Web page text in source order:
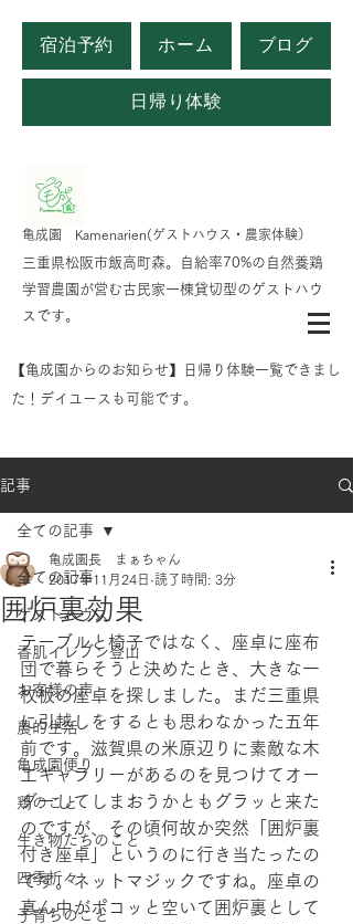
宿泊予約 ホーム ブログ
日帰り体験
​亀成園 Kamenarien(ゲストハウス・農家体験）
​​三重県松阪市飯高町森。自給率70%の自然養鶏
学習農園が営む古民家一棟貸切型のゲストハウ
スです。
​【亀成園からのお知らせ】日帰り体験一覧できまし
た！デイユースも可能です。
記事
全ての記事
ゲストハウス
香肌イレブン登山
お客様の声
農的生活
亀成園便り
鶏のこと
生き物たちのこと
四季折々
子育ちのこと
全ての記事
囲炉裏効果
亀成園長 まぁちゃん
2017年11月24日 読了時間: 3分
テーブルと椅子ではなく、座卓に座布
団で暮らそうと決めたとき、大きな一
枚板の座卓を探しました。まだ三重県
に引越しをするとも思わなかった五年
前です。滋賀県の米原辺りに素敵な木
工ギャラリーがあるのを見つけてオー
ダーしてしまおうかともグラッと来た
のですが、その頃何故か突然「囲炉裏
付き座卓」というのに行き当たったの
です。ネットマジックですね。座卓の
真ん中がポコッと空いて囲炉裏として